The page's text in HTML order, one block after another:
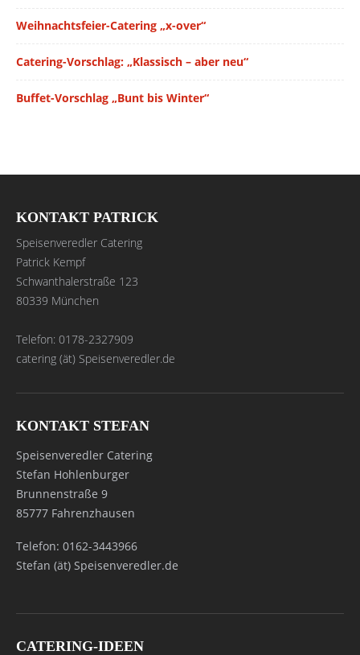
Weihnachtsfeier-Catering „x-over“
Catering-Vorschlag: „Klassisch – aber neu“
Buffet-Vorschlag „Bunt bis Winter“
KONTAKT PATRICK
Speisenveredler Catering
Patrick Kempf
Schwanthalerstraße 123
80339 München
Telefon: 0178-2327909
catering (ät) Speisenveredler.de
KONTAKT STEFAN
Speisenveredler Catering
Stefan Hohlenburger
Brunnenstraße 9
85777 Fahrenzhausen
Telefon: 0162-3443966
Stefan (ät) Speisenveredler.de
CATERING-IDEEN